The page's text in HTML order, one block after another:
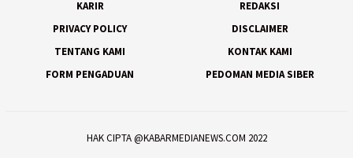
KARIR
REDAKSI
PRIVACY POLICY
DISCLAIMER
TENTANG KAMI
KONTAK KAMI
FORM PENGADUAN
PEDOMAN MEDIA SIBER
HAK CIPTA @KABARMEDIANEWS.COM 2022